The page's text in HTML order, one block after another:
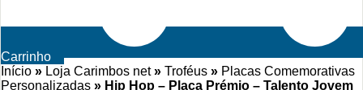
Carrinho
Início » Loja Carimbos net» Troféus » Placas Comemorativas
Personalizadas » Hip Hop – Placa Prémio – Talento Jovem